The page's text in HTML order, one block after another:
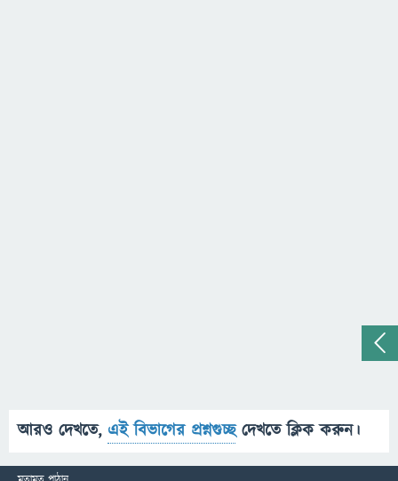
আরও দেখতে, এই বিভাগের প্রশ্নগুচ্ছদেখতে ক্লিক করুন।